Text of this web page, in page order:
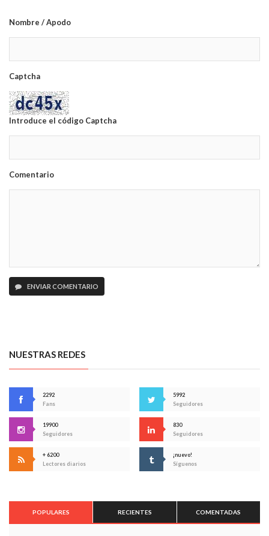
Nombre / Apodo
Captcha
Introduce el código Captcha
Comentario
ENVIAR COMENTARIO
NUESTRAS REDES
2292
Fans
5992
Seguidores
19900
Seguidores
830
Seguidores
+ 6200
Lectores diarios
¡nuevo!
Síguenos
POPULARES RECIENTES COMENTADAS